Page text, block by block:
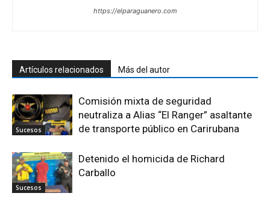
https://elparaguanero.com
Artículos relacionados Más del autor
Sucesos
Comisión mixta de seguridad
neutraliza a Alias “El Ranger” asaltante
de transporte público en Carirubana
Sucesos
Detenido el homicida de Richard
Carballo